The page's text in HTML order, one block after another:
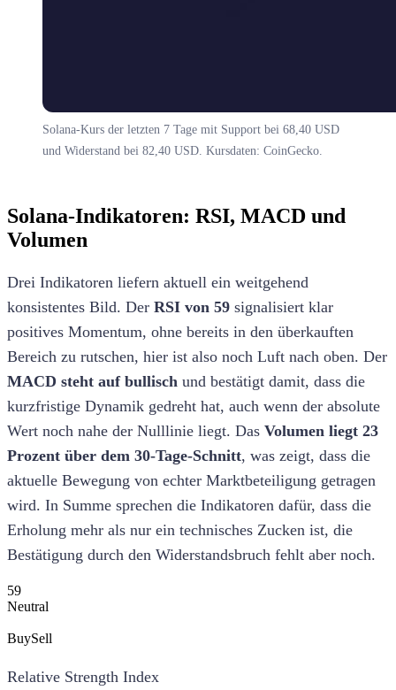
Solana-Kurs der letzten 7 Tage mit Support bei 68,40 USD
und Widerstand bei 82,40 USD. Kursdaten: CoinGecko.
Solana-Indikatoren: RSI, MACD und
Volumen
Drei Indikatoren liefern aktuell ein weitgehend
konsistentes Bild. Der RSI von 59 signalisiert klar
positives Momentum, ohne bereits in den überkauften
Bereich zu rutschen, hier ist also noch Luft nach oben. Der
MACD steht auf bullisch und bestätigt damit, dass die
kurzfristige Dynamik gedreht hat, auch wenn der absolute
Wert noch nahe der Nulllinie liegt. Das Volumen liegt 23
Prozent über dem 30-Tage-Schnitt, was zeigt, dass die
aktuelle Bewegung von echter Marktbeteiligung getragen
wird. In Summe sprechen die Indikatoren dafür, dass die
Erholung mehr als nur ein technisches Zucken ist, die
Bestätigung durch den Widerstandsbruch fehlt aber noch.
59
Neutral
BuySell
Relative Strength Index